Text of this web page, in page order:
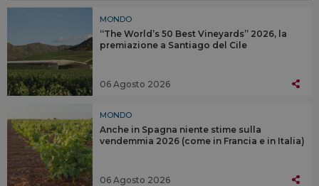
MONDO
“The World’s 50 Best Vineyards” 2026, la
premiazione a Santiago del Cile
06 Agosto 2026
MONDO
Anche in Spagna niente stime sulla
vendemmia 2026 (come in Francia e in Italia)
06 Agosto 2026